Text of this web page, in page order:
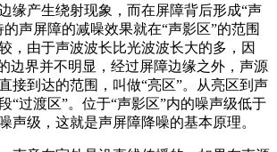
缘产生绕射现象，而在屏障背后形成“声
声屏障的减噪效果就在“声影区”的范围
，由于声波波长比光波波长大的多，因
边界并不明显，经过屏障边缘之外，声源
接到达的范围，叫做“亮区”。从亮区到声
“过渡区”。位于“声影区”内的噪声级低于
声级，这就是声屏障降噪的基本原理。